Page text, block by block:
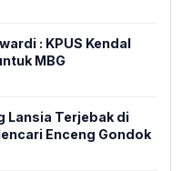
: KPUS Kendal
MBG
Lansia Terjebak di
Enceng Gondok